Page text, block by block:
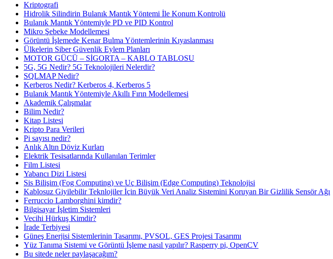
Kriptografi
Hidrolik Silindirin Bulanık Mantık Yöntemi İle Konum Kontrolü
Bulanık Mantık Yöntemiyle PD ve PID Kontrol
Mikro Şebeke Modellemesi
Görüntü İşlemede Kenar Bulma Yöntemlerinin Kıyaslanması
Ülkelerin Siber Güvenlik Eylem Planları
MOTOR GÜCÜ – SİGORTA – KABLO TABLOSU
5G, 5G Nedir? 5G Teknolojileri Nelerdir?
SQLMAP Nedir?
Kerberos Nedir? Kerberos 4, Kerberos 5
Bulanık Mantık Yöntemiyle Akıllı Fırın Modellemesi
Akademik Çalışmalar
Bilim Nedir?
Kitap Listesi
Kripto Para Verileri
Pi sayısı nedir?
Anlık Altın Döviz Kurları
Elektrik Tesisatlarında Kullanılan Terimler
Film Listesi
Yabancı Dizi Listesi
Sis Bilişim (Fog Computing) ve Uç Bilişim (Edge Computing) Teknolojisi
Kablosuz Giyilebilir Teknlojiler İçin Büyük Veri Analiz Sistemini Koruyan Bir Gizlilik Sensör Ağı
Ferruccio Lamborghini kimdir?
Bilgisayar İşletim Sistemleri
Vecihi Hürkuş Kimdir?
İrade Terbiyesi
Güneş Enerjisi Sistemlerinin Tasarımı, PVSOL, GES Projesi Tasarımı
Yüz Tanıma Sistemi ve Görüntü İşleme nasıl yapılır? Rasperry pi, OpenCV
Bu sitede neler paylaşacağım?